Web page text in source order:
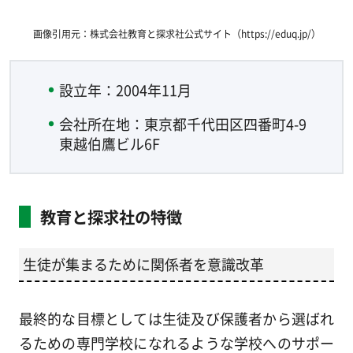
画像引用元：株式会社教育と探求社公式サイト（https://eduq.jp/）
設立年：2004年11月
会社所在地：東京都千代田区四番町4-9
東越伯鷹ビル6F
教育と探求社の特徴
生徒が集まるために関係者を意識改革
最終的な目標としては生徒及び保護者から選ばれ
るための専門学校になれるような学校へのサポー